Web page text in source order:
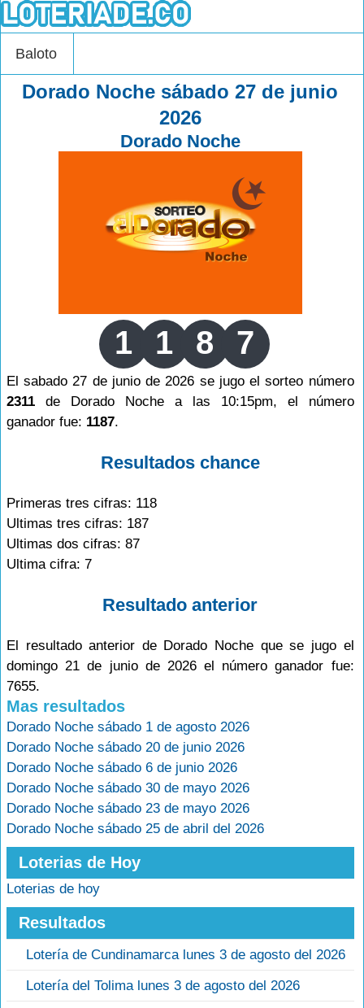
Baloto
Dorado Noche sábado 27 de junio
2026
Dorado Noche
1 1 8 7
El sabado 27 de junio de 2026 se jugo el sorteo número
2311 de Dorado Noche a las 10:15pm, el número
ganador fue: 1187.
Resultados chance
Primeras tres cifras: 118
Ultimas tres cifras: 187
Ultimas dos cifras: 87
Ultima cifra: 7
Resultado anterior
El resultado anterior de Dorado Noche que se jugo el
domingo 21 de junio de 2026 el número ganador fue:
7655.
Mas resultados
Dorado Noche sábado 1 de agosto 2026
Dorado Noche sábado 20 de junio 2026
Dorado Noche sábado 6 de junio 2026
Dorado Noche sábado 30 de mayo 2026
Dorado Noche sábado 23 de mayo 2026
Dorado Noche sábado 25 de abril del 2026
Loterias de Hoy
Loterias de hoy
Resultados
Lotería de Cundinamarca lunes 3 de agosto del 2026
Lotería del Tolima lunes 3 de agosto del 2026